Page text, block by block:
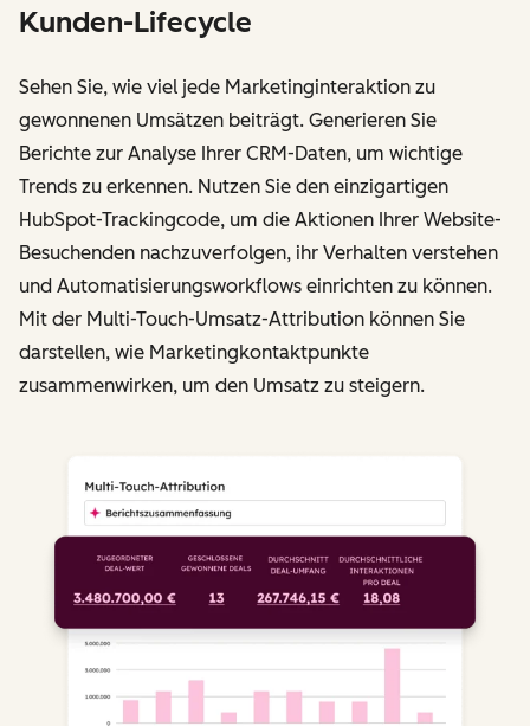
Kunden-Lifecycle
Sehen Sie, wie viel jede Marketinginteraktion zu
gewonnenen Umsätzen beiträgt. Generieren Sie
Berichte zur Analyse Ihrer CRM-Daten, um wichtige
Trends zu erkennen. Nutzen Sie den einzigartigen
HubSpot-Trackingcode, um die Aktionen Ihrer Website-
Besuchenden nachzuverfolgen, ihr Verhalten verstehen
und Automatisierungsworkflows einrichten zu können.
Mit der Multi-Touch-Umsatz-Attribution können Sie
darstellen, wie Marketingkontaktpunkte
zusammenwirken, um den Umsatz zu steigern.